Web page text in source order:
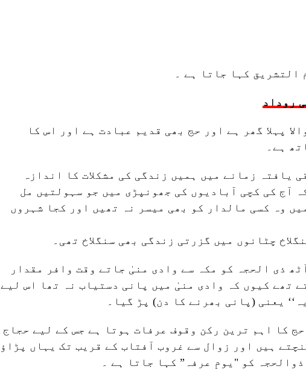
روداد
پہلا گھر ہے اور حج بھی قدیم عبادت ہے اور اس کا
ہے۔
یافتہ زمانے میں ہمیں زندگی کی مشکلات کا اندازہ
آج کی کچی آبادیوں کی جھونپڑی میں جو سہولتیں مل
وہ کسی مالدار کو بھی میسر نہ تھیں اور کجا شہروں
چٹانوں میں گزرتی زندگی بھی سنگلاخ تھی۔
ذی الحجہ کو مکہ سے وادی منیٰ جاتے وقت وافر مقدار
تھے کیوں کہ وادی منیٰ میں پانی دستیاب نہ تھا اس لیے
یعنی (پانی بھرنے کا دن) پڑ گیا۔
الحجہ کو حج کا اہم ترین رکن وقوف عرفات ہوتا ہے جس کے لیے حجاج
ہیں اور زوال سے غروب آفتاب کے قریب تک یہاں پڑاؤ